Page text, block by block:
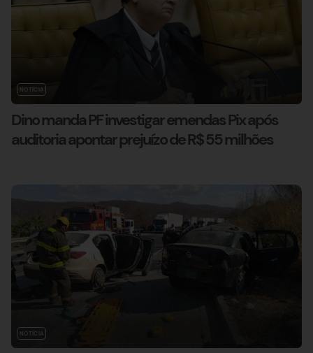
NOTÍCIA
Dino manda PF investigar emendas Pix após
auditoria apontar prejuízo de R$ 55 milhões
NOTÍCIA